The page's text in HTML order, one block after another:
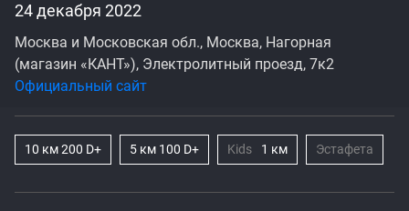
24 декабря 2022
Москва и Московская обл., Москва, Нагорная
(магазин «КАНТ»), Электролитный проезд, 7к2
Официальный сайт
10 км 200 D+ 5 км 100 D+ Kids 1 км Эстафета